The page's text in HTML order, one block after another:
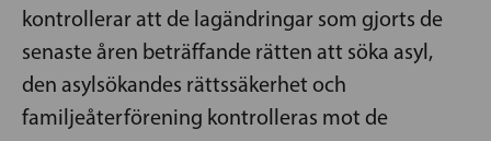
kontrollerar att de lagändringar som gjorts de
senaste åren beträffande rätten att söka asyl,
den asylsökandes rättssäkerhet och
familjeåterförening kontrolleras mot de